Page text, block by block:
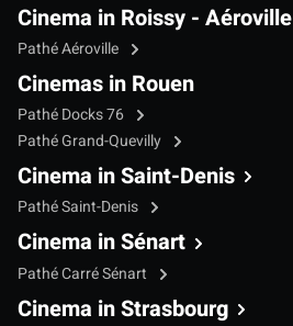
Cinema in Roissy - Aéroville
Pathé Aéroville
Cinemas in Rouen
Pathé Docks 76
Pathé Grand-Quevilly
Cinema in Saint-Denis
Pathé Saint-Denis
Cinema in Sénart
Pathé Carré Sénart
Cinema in Strasbourg